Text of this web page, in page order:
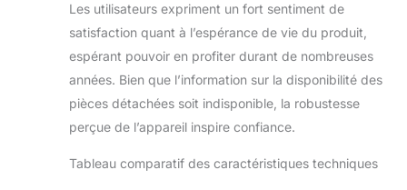
robuste garantit
une performance
durable. Cadeau
en ligne : un cadeau
préféré pour la
famille ou les amis.
des problèmes ou
Les utilisateurs expriment un fort sentiment de
satisfaction quant à l’espérance de vie du produit,
espérant pouvoir en profiter durant de nombreuses
années. Bien que l’information sur la disponibilité des
pièces détachées soit indisponible, la robustesse
perçue de l’appareil inspire confiance.
Tableau comparatif des caractéristiques techniques